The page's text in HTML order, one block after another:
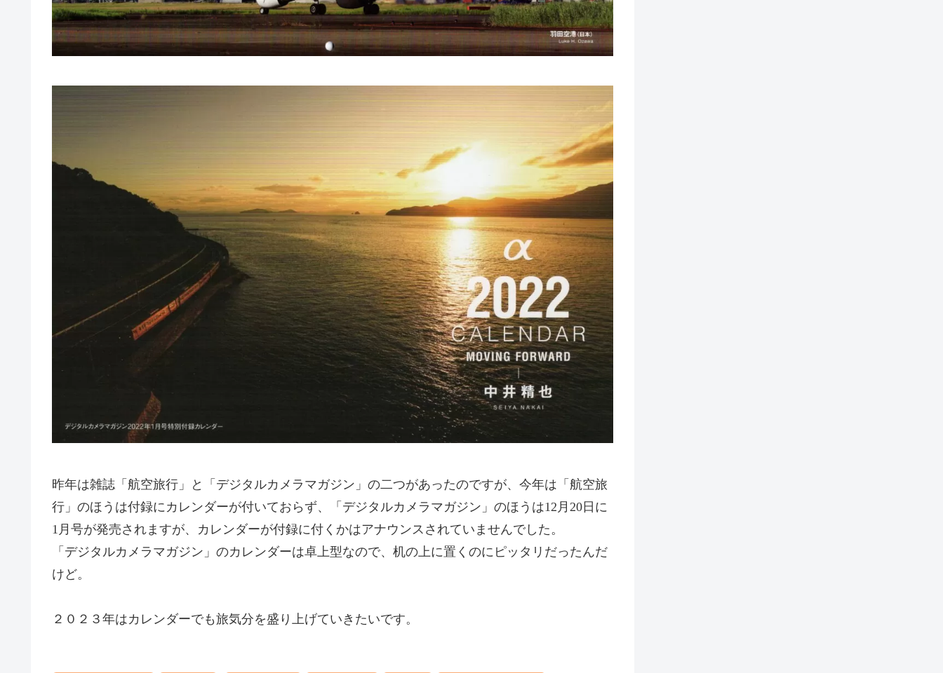
昨年は雑誌「航空旅行」と「デジタルカメラマガジン」の二つがあったのですが、今年は「航空旅
行」のほうは付録にカレンダーが付いておらず、「デジタルカメラマガジン」のほうは12月20日に
1月号が発売されますが、カレンダーが付録に付くかはアナウンスされていませんでした。
「デジタルカメラマガジン」のカレンダーは卓上型なので、机の上に置くのにピッタリだったんだ
けど。
２０２３年はカレンダーでも旅気分を盛り上げていきたいです。